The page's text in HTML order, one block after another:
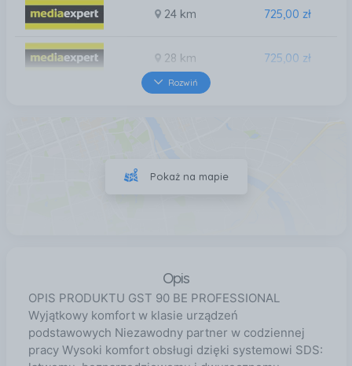
24 km 725,00 zł
28 km 725,00 zł
Rozwiń
Pokaż na mapie
Opis
OPIS PRODUKTU GST 90 BE PROFESSIONAL
Wyjątkowy komfort w klasie urządzeń
podstawowych Niezawodny partner w codziennej
pracy Wysoki komfort obsługi dzięki systemowi SDS: